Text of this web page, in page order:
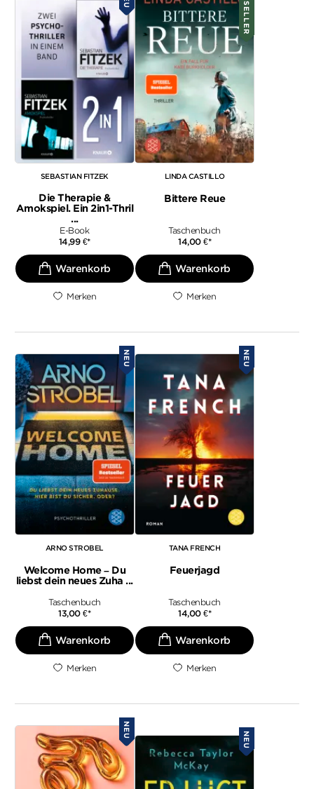
SEBASTIAN FITZEK
Die Therapie &
Amokspiel. Ein 2in1-Thril
...
E-Book
14,99 €*
Merken
LINDA CASTILLO
Bittere Reue
Taschenbuch
14,00€*
Merken
NEU
ARNO STROBEL
Welcome Home – Du
liebst dein neues Zuha ...
Taschenbuch
13,00€*
Merken
NEU
TANA FRENCH
Feuerjagd
Taschenbuch
14,00€*
Merken
NEU
NEU